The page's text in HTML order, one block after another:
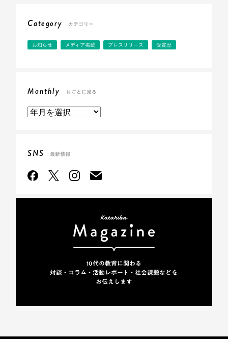
Category カテゴリー
お知らせ メディア掲載 プレスリリース 受賞歴
Monthly 月ごとに見る
SNS 最新情報
10代の教育に関わる
対談・コラム・活動レポート・社会課題などを
お伝えします